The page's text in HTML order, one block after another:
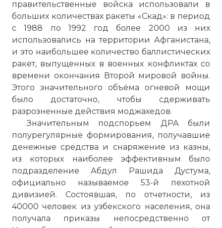
правительственные войска использовали в
больших количествах ракеты «Скад»: в период
с 1988 по 1992 год более 2000 из них
использовались на территории Афганистана,
и это наибольшее количество баллистических
ракет, выпущенных в военных конфликтах со
времени окончания Второй мировой войны.
Этого значительного объёма огневой мощи
было достаточно, чтобы сдерживать
разрозненные действия моджахедов.
Значительным подспорьем ДРА были
полурегулярные формирования, получавшие
денежные средства и снаряжение из казны,
из которых наиболее эффективным было
подразделение Абдул Рашида Дустума,
официально называемое 53-й пехотной
дивизией. Состоявшая, по отчетности, из
40000 человек из узбекского населения, она
получала приказы непосредственно от